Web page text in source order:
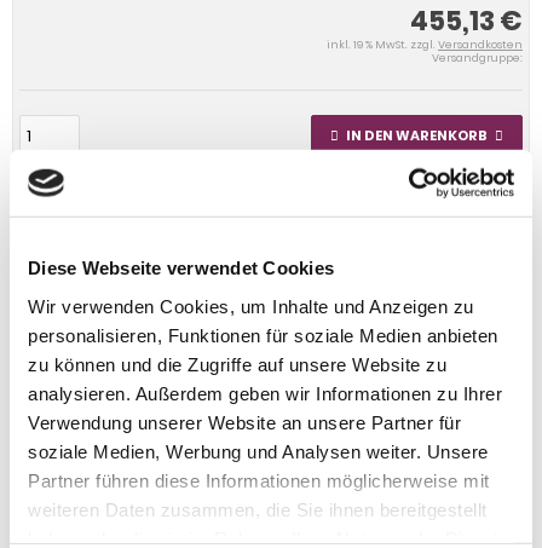
Diese Webseite verwendet Cookies
Wir verwenden Cookies, um Inhalte und Anzeigen zu
personalisieren, Funktionen für soziale Medien anbieten
zu können und die Zugriffe auf unsere Website zu
analysieren. Außerdem geben wir Informationen zu Ihrer
Verwendung unserer Website an unsere Partner für
soziale Medien, Werbung und Analysen weiter. Unsere
Partner führen diese Informationen möglicherweise mit
weiteren Daten zusammen, die Sie ihnen bereitgestellt
455,13 €
inkl. 19 % MwSt. zzgl. Versandkosten
Versandgruppe:
IN DEN WARENKORB